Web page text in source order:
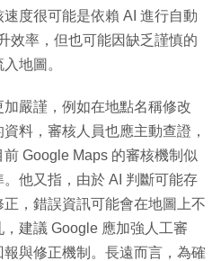
度很可能是依賴 AI 進行自動
效率，但也可能因缺乏謹慎的
地圖。
嚴謹，例如在地點名稱修改
料，審核人員也應主動查證，
Google Maps 的審核機制似
他又指，由於 AI 判斷可能存
，錯誤資訊可能會在地圖上不
建議 Google 應加強人工審
與修正機制。長遠而言，為確